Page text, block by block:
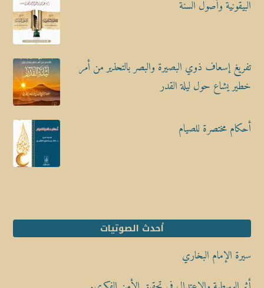
البيقونية وأصول السنة
تفريغ إسعاف ذوي البصيرة والبصر بالتحذير من أمر
خطير يشاع حول ليلة القدر
أحكام مختصرة للصيام
أحدث الصوتيات
سيرة الإمام البخاري